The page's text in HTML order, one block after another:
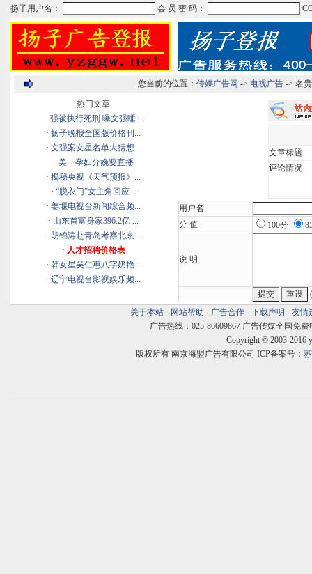
您当前的位置： 传媒广告网 -> 电视广告-> 名
热门文章
· 强被执行死刑 曝文强睡...
· 扬子晚报全国版价格刊...
· 文强案女星名单大猜想...
· 美一孕妇分娩要直播
· 揭秘央视《天气预报》...
· “脱衣门”女主角回应...
· 姜堰电视台新闻综合频...
· 山东首富身家396.2亿 ...
· 胡锦涛赴青岛考察北京...
· 人才招聘价格表
· 韩女星吴仁惠八字奶艳...
· 辽宁电视台影视娱乐频...
文章标题
评论情况
用户名
分 值
100分
说 明
关于本站 - 网站帮助 - 广告合作 - 下载声明 - 友情
广告热线：025-86609867 广告传媒全国免费
Copyright © 2003-2016
版权所有 南京海盟广告有限公司 ICP备案号：